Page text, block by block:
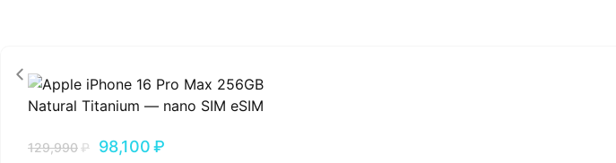
129,990₽ 98,100₽